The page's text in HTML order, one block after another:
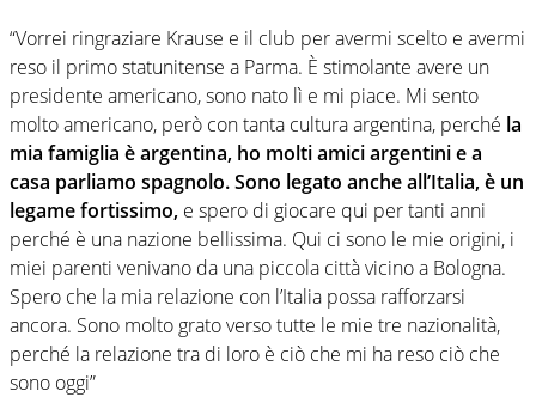
“Vorrei ringraziare Krause e il club per avermi scelto e avermi
reso il primo statunitense a Parma. È stimolante avere un
presidente americano, sono nato lì e mi piace. Mi sento
molto americano, però con tanta cultura argentina, perché la
mia famiglia è argentina, ho molti amici argentini e a
casa parliamo spagnolo. Sono legato anche all’Italia, è un
legame fortissimo, e spero di giocare qui per tanti anni
perché è una nazione bellissima. Qui ci sono le mie origini, i
miei parenti venivano da una piccola città vicino a Bologna.
Spero che la mia relazione con l’Italia possa rafforzarsi
ancora. Sono molto grato verso tutte le mie tre nazionalità,
perché la relazione tra di loro è ciò che mi ha reso ciò che
sono oggi”